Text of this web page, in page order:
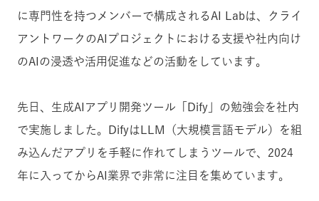
に専門性を持つメンバーで構成されるAI Labは、クライ
アントワークのAIプロジェクトにおける支援や社内向け
のAIの浸透や活用促進などの活動をしています。
先日、生成AIアプリ開発ツール「Dify」の勉強会を社内
で実施しました。DifyはLLM（大規模言語モデル）を組
み込んだアプリを手軽に作れてしまうツールで、2024
年に入ってからAI業界で非常に注目を集めています。